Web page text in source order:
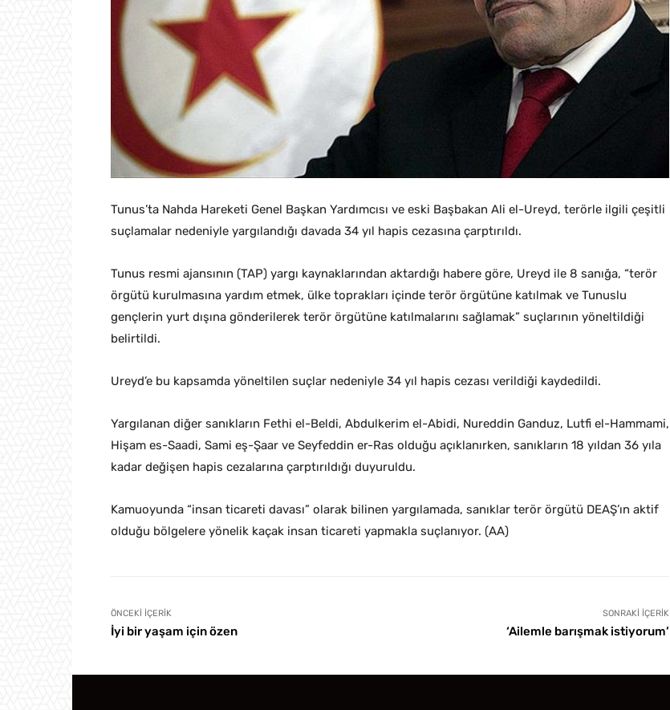
Tunus’ta Nahda Hareketi Genel Başkan Yardımcısı ve eski Başbakan Ali el-Ureyd, terörle ilgili çeşitli
suçlamalar nedeniyle yargılandığı davada 34 yıl hapis cezasına çarptırıldı.
Tunus resmi ajansının (TAP) yargı kaynaklarından aktardığı habere göre, Ureyd ile 8 sanığa, “terör
örgütü kurulmasına yardım etmek, ülke toprakları içinde terör örgütüne katılmak ve Tunuslu
gençlerin yurt dışına gönderilerek terör örgütüne katılmalarını sağlamak” suçlarının yöneltildiği
belirtildi.
Ureyd’e bu kapsamda yöneltilen suçlar nedeniyle 34 yıl hapis cezası verildiği kaydedildi.
Yargılanan diğer sanıkların Fethi el-Beldi, Abdulkerim el-Abidi, Nureddin Ganduz, Lutfi el-Hammami,
Hişam es-Saadi, Sami eş-Şaar ve Seyfeddin er-Ras olduğu açıklanırken, sanıkların 18 yıldan 36 yıla
kadar değişen hapis cezalarına çarptırıldığı duyuruldu.
Kamuoyunda “insan ticareti davası” olarak bilinen yargılamada, sanıklar terör örgütü DEAŞ’ın aktif
olduğu bölgelere yönelik kaçak insan ticareti yapmakla suçlanıyor. (AA)
ÖNCEKI İÇERIK
İyi bir yaşam için özen
SONRAKI İÇERIK
‘Ailemle barışmak istiyorum’